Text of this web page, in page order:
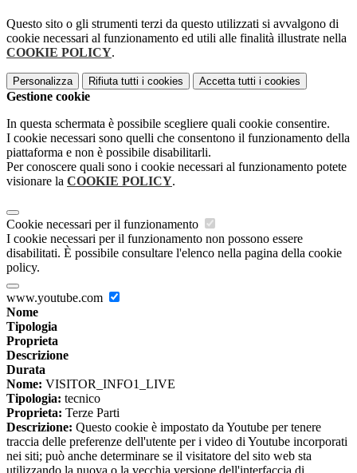
Questo sito o gli strumenti terzi da questo utilizzati si avvalgono di
cookie necessari al funzionamento ed utili alle finalità illustrate nella
COOKIE POLICY.
Personalizza Rifiuta tutti i cookies Accetta tutti i cookies
Gestione cookie
In questa schermata è possibile scegliere quali cookie consentire.
I cookie necessari sono quelli che consentono il funzionamento della
piattaforma e non è possibile disabilitarli.
Per conoscere quali sono i cookie necessari al funzionamento potete
visionare la COOKIE POLICY.
Cookie necessari per il funzionamento
I cookie necessari per il funzionamento non possono essere
disabilitati. È possibile consultare l'elenco nella pagina della cookie
policy.
www.youtube.com
Nome
Tipologia
Proprieta
Descrizione
Durata
Nome: VISITOR_INFO1_LIVE
Tipologia: tecnico
Proprieta: Terze Parti
Descrizione: Questo cookie è impostato da Youtube per tenere
traccia delle preferenze dell'utente per i video di Youtube incorporati
nei siti; può anche determinare se il visitatore del sito web sta